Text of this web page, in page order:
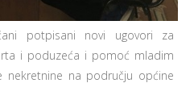
potpisani novi ugovori za
i poduzeća i pomoć mladim
nekretnine na području općine